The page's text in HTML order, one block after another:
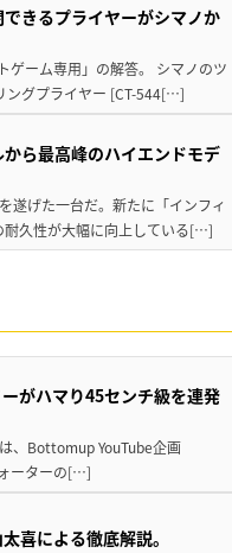
きるプライヤーがシマノか
ゲーム専用」の解答。 シマノのツ
ングプライヤー [CT-544[…]
ら最高峰のハイエンドモデ
遂げた一台だ。新たに「インフィ
耐久性が大幅に向上している[…]
がハマり45センチ級を連発
、Bottomup YouTube企画
ーターの[…]
喜による徹底解説。